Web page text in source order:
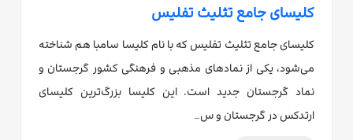
کلیسای جامع تثلیث تفلیس
کلیسای جامع تثلیث تفلیس که با نام کلیسا سامبا هم شناخته
می‌شود، یکی از نمادهای مذهبی و فرهنگی کشور گرجستان و
نماد گرجستان جدید است. این کلیسا بزرگ‌ترین کلیسای
ارتدکس در گرجستان و س…